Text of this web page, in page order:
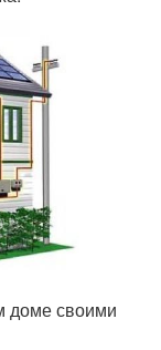
доме своими